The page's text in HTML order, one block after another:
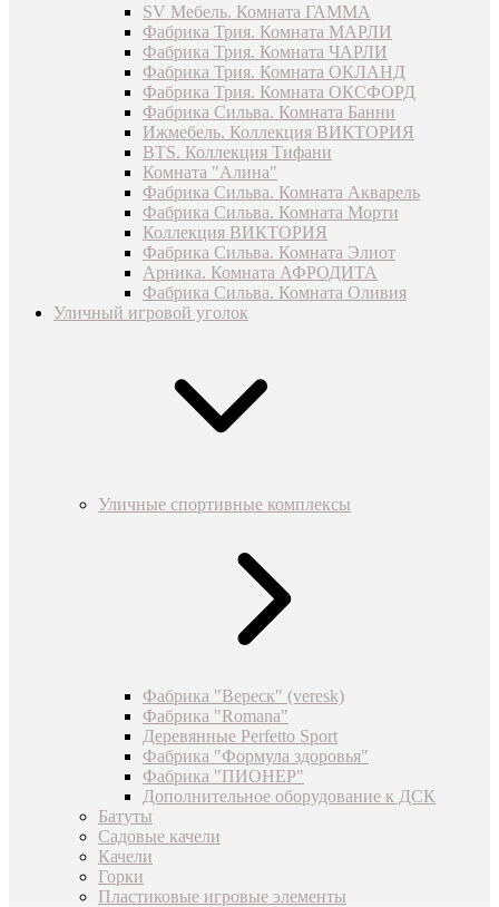
SV Мебель. Комната ГАММА
Фабрика Трия. Комната МАРЛИ
Фабрика Трия. Комната ЧАРЛИ
Фабрика Трия. Комната ОКЛАНД
Фабрика Трия. Комната ОКСФОРД
Фабрика Сильва. Комната Банни
Ижмебель. Коллекция ВИКТОРИЯ
BTS. Коллекция Тифани
Комната "Алина"
Фабрика Сильва. Комната Акварель
Фабрика Сильва. Комната Морти
Коллекция ВИКТОРИЯ
Фабрика Сильва. Комната Элиот
Арника. Комната АФРОДИТА
Фабрика Сильва. Комната Оливия
Уличный игровой уголок
Уличные спортивные комплексы
Фабрика "Вереск" (veresk)
Фабрика "Romana"
Деревянные Perfetto Sport
Фабрика "Формула здоровья"
Фабрика "ПИОНЕР"
Дополнительное оборудование к ДСК
Батуты
Садовые качели
Качели
Горки
Пластиковые игровые элементы